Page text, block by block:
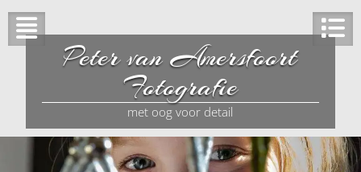
Peter van Amersfoort
Fotografie
met oog voor detail